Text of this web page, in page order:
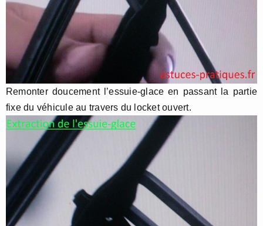
Remonter doucement l’essuie-glace en passant la partie
fixe du véhicule au travers du locket ouvert.